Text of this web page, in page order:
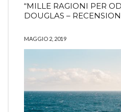
“MILLE RAGIONI PER
DOUGLAS –
MAGGIO 2, 2019